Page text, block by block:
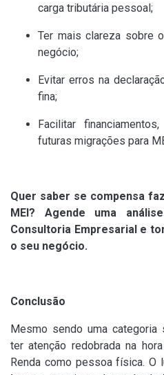
carga tributária pessoal;
Ter mais clareza sobre
negócio;
Evitar erros na
fina;
Facilitar
futuras migrações para
Quer saber se compensa
MEI? Agende uma
Consultoria Empresarial e
o seu negócio.
Conclusão
Mesmo sendo uma
ter atenção redobrada na
Renda como pessoa física. O